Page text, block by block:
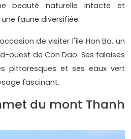
beauté naturelle intacte et
faune diversifiée.
de visiter l'île Hon Ba, un
ouest de Con Dao. Ses falaises
pittoresques et ses eaux vert
fascinant.
du mont Thanh